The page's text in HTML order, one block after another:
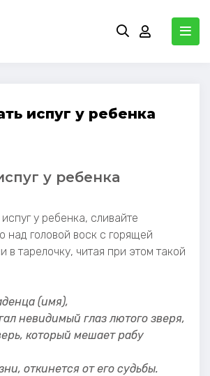
испуг у ребенка
у ребенка
у ребенка, сливайте
над головой воск с горящей
в тарелочку, читая при этом такой
(имя),
невидимый глаз лютого зверя,
который мешает рабу
откинется от его судьбы.